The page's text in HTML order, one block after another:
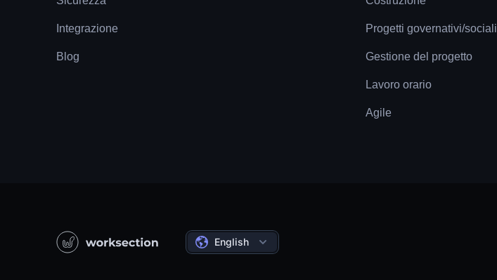
Integrazione
Blog
Progetti governativi/sociali
Gestione del progetto
Lavoro orario
Agile
English